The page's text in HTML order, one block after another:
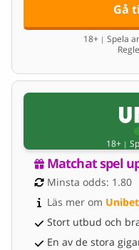
Gå
18+ | Spela
18+ |
Matchat spel
Minsta odds: 1.80
Läs mer om Unibet
Stort utbud och
En av de stora